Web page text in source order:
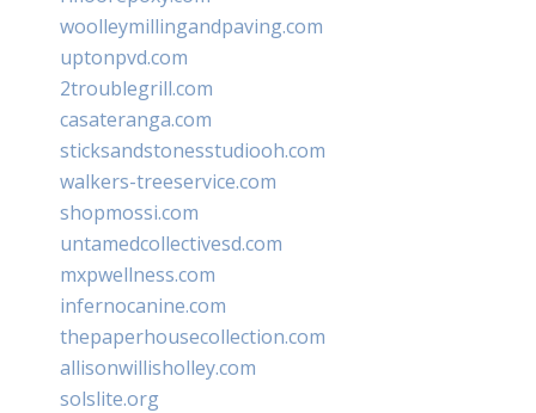
woolleymillingandpaving.com
uptonpvd.com
2troublegrill.com
casateranga.com
sticksandstonesstudiooh.com
walkers-treeservice.com
shopmossi.com
untamedcollectivesd.com
mxpwellness.com
infernocanine.com
thepaperhousecollection.com
allisonwillisholley.com
solslite.org